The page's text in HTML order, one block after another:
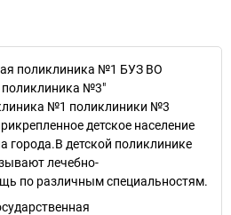
поликлиника №1 БУЗ ВО
поликлиника №3"
№1 поликлиники №3
детское население
города.В детской поликлинике
лечебно-
по различным специальностям.